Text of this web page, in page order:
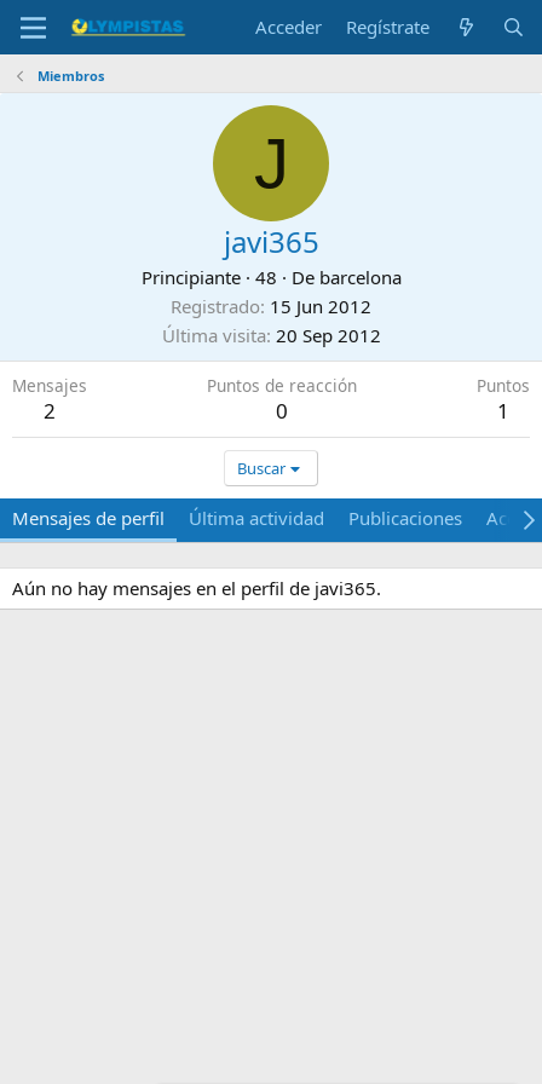
Acceder Regístrate
Miembros
J
javi365
Principiante · 48 · De barcelona
Registrado 15 Jun 2012
Última visita 20 Sep 2012
Mensajes
2
Puntos de reacción
0
Puntos
1
Buscar
Mensajes de perfil Última actividad Publicaciones Acerca
Aún no hay mensajes en el perfil de javi365.